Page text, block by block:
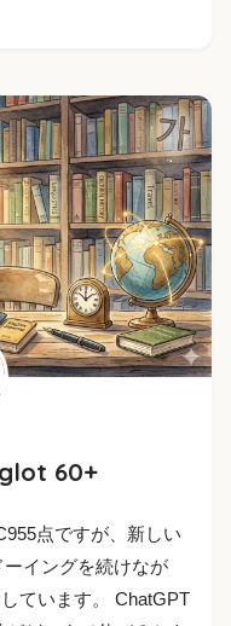
60+
点ですが、新しい
イングを続けなが
ています。 ChatGPT